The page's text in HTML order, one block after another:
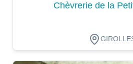
Chèvrerie de la